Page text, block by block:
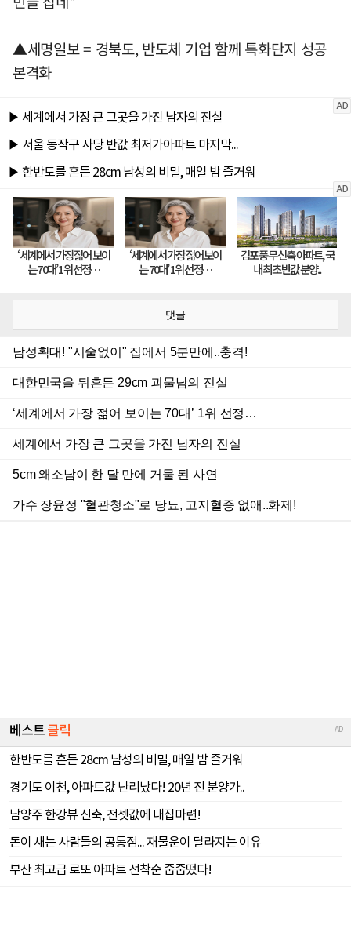
▲세명일보 = 경북도, 반도체 기업 함께 특화단지 성공
본격화
댓글